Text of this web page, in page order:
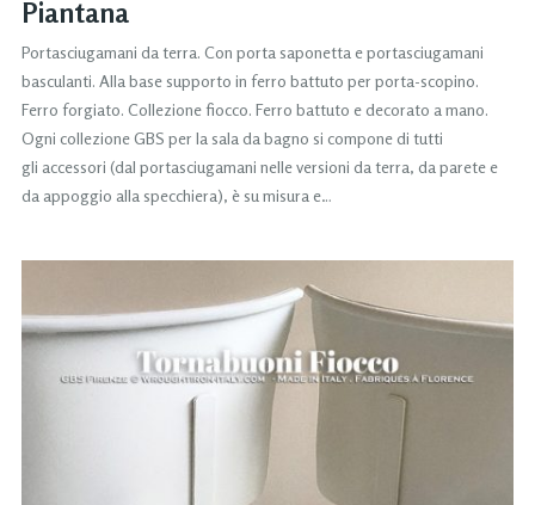
Piantana
Portasciugamani da terra. Con porta saponetta e portasciugamani
basculanti. Alla base supporto in ferro battuto per porta-scopino.
Ferro forgiato. Collezione fiocco. Ferro battuto e decorato a mano.
Ogni collezione GBS per la sala da bagno si compone di tutti
gli accessori (dal portasciugamani nelle versioni da terra, da parete e
da appoggio alla specchiera), è su misura e…